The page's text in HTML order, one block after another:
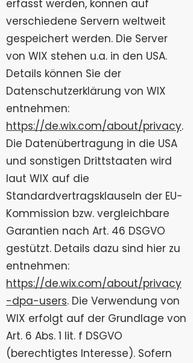
erfasst werden, können auf
verschiedene Servern weltweit
gespeichert werden. Die Server
von WIX stehen u.a. in den USA.
Details können Sie der
Datenschutzerklärung von WIX
entnehmen:
https://de.wix.com/about/privacy.
Die Datenübertragung in die USA
und sonstigen Drittstaaten wird
laut WIX auf die
Standardvertragsklauseln der EU-
Kommission bzw. vergleichbare
Garantien nach Art. 46 DSGVO
gestützt. Details dazu sind hier zu
entnehmen:
https://de.wix.com/about/privacy
-dpa-users. Die Verwendung von
WIX erfolgt auf der Grundlage von
Art. 6 Abs. 1 lit. f DSGVO
(berechtigtes Interesse). Sofern